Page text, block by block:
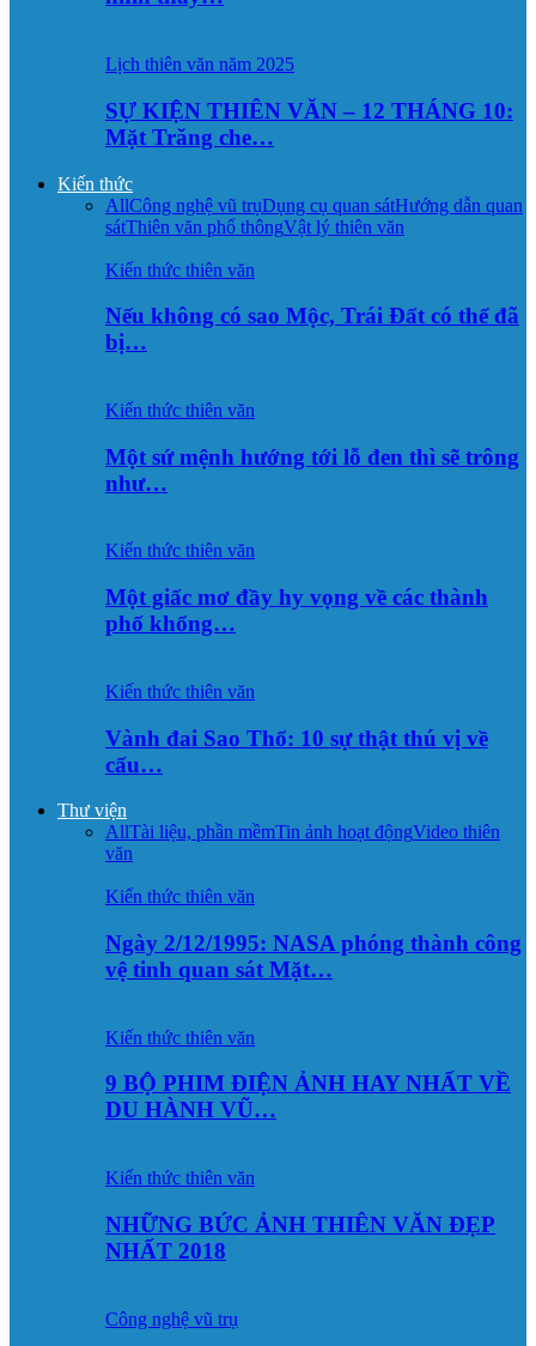
Lịch thiên văn năm 2025
SỰ KIỆN THIÊN VĂN – 12 THÁNG 10:
Mặt Trăng che…
Kiến thức
AllCông nghệ vũ trụDụng cụ quan sátHướng dẫn quan
sátThiên văn phổ thôngVật lý thiên văn
Kiến thức thiên văn
Nếu không có sao Mộc, Trái Đất có thể đã
bị…
Kiến thức thiên văn
Một sứ mệnh hướng tới lỗ đen thì sẽ trông
như…
Kiến thức thiên văn
Một giấc mơ đầy hy vọng về các thành
phố khổng…
Kiến thức thiên văn
Vành đai Sao Thổ: 10 sự thật thú vị về
cấu…
Thư viện
AllTài liệu, phần mềmTin ảnh hoạt độngVideo thiên
văn
Kiến thức thiên văn
Ngày 2/12/1995: NASA phóng thành công
vệ tinh quan sát Mặt…
Kiến thức thiên văn
9 BỘ PHIM ĐIỆN ẢNH HAY NHẤT VỀ
DU HÀNH VŨ…
Kiến thức thiên văn
NHỮNG BỨC ẢNH THIÊN VĂN ĐẸP
NHẤT 2018
Công nghệ vũ trụ